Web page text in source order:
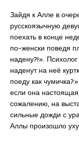
Зайдя к Алле в
русскоязычную
поехать в конце
по-женски поведя
надену?!».
наденут на неё
поеду как
если она
сожалению, на
сильные дожди с
Аллы произошло